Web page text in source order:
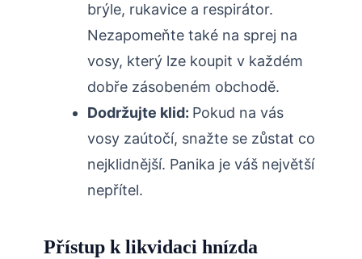
brýle, ‌rukavice a respirátor.
Nezapomeňte také na sprej na
vosy, který lze koupit v každém ​
dobře zásobeném obchodě.
Dodržujte klid:‌ Pokud na vás
vosy zaútočí, snažte se zůstat co
nejklidnější. Panika je váš⁤ největší
nepřítel.
Přístup k likvidaci hnízda